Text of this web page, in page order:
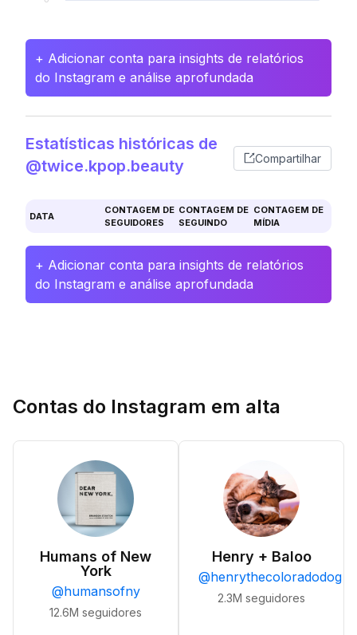
+ Adicionar conta para insights de relatórios
do Instagram e análise aprofundada
Estatísticas históricas de
@twice.kpop.beauty
Compartilhar
DATA
CONTAGEM DE
SEGUIDORES
CONTAGEM DE
SEGUINDO
CONTAGEM DE
MÍDIA
+ Adicionar conta para insights de relatórios
do Instagram e análise aprofundada
Contas do Instagram em alta
Humans of New
York
@humansofny
12.6M seguidores
Henry + Baloo
@henrythecoloradodog
2.3M seguidores